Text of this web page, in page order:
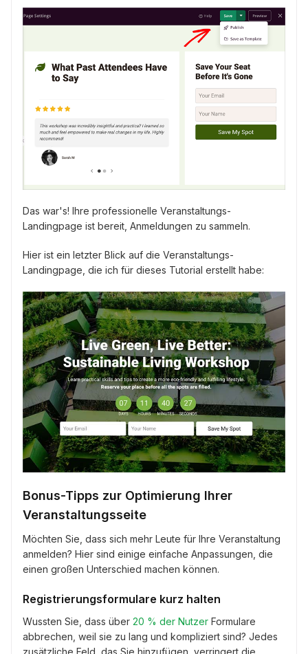
Das war's! Ihre professionelle Veranstaltungs-
Landingpage ist bereit, Anmeldungen zu sammeln.
Hier ist ein letzter Blick auf die Veranstaltungs-
Landingpage, die ich für dieses Tutorial erstellt habe:
Bonus-Tipps zur Optimierung Ihrer
Veranstaltungsseite
Möchten Sie, dass sich mehr Leute für Ihre Veranstaltung
anmelden? Hier sind einige einfache Anpassungen, die
einen großen Unterschied machen können.
Registrierungsformulare kurz halten
Wussten Sie, dass über 20 % der Nutzer Formulare
abbrechen, weil sie zu lang und kompliziert sind? Jedes
zusätzliche Feld, das Sie hinzufügen, verringert die